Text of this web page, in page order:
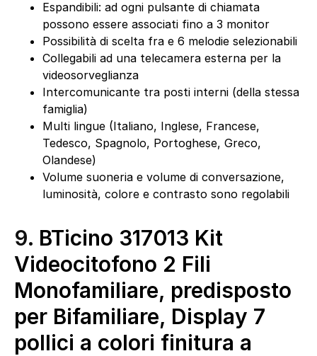
Espandibili: ad ogni pulsante di chiamata
possono essere associati fino a 3 monitor
Possibilità di scelta fra e 6 melodie selezionabili
Collegabili ad una telecamera esterna per la
videosorveglianza
Intercomunicante tra posti interni (della stessa
famiglia)
Multi lingue (Italiano, Inglese, Francese,
Tedesco, Spagnolo, Portoghese, Greco,
Olandese)
Volume suoneria e volume di conversazione,
luminosità, colore e contrasto sono regolabili
9. BTicino 317013 Kit
Videocitofono 2 Fili
Monofamiliare, predisposto
per Bifamiliare, Display 7
pollici a colori finitura a